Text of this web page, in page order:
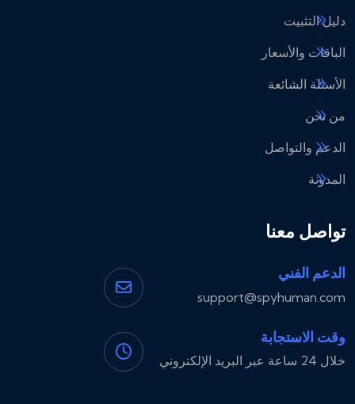
دليل التثبيت
الباقات والأسعار
الأسئلة الشائعة
من نحن
الدعم والتواصل
المدونة
تواصل معنا
الدعم الفني
support@spyhuman.com
وقت الاستجابة
خلال 24 ساعة عبر البريد الإلكتروني